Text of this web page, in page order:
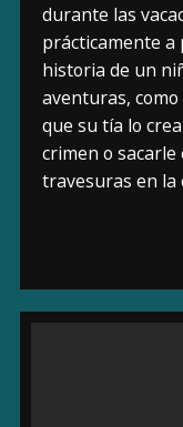
durante las
prácticamente a
historia de un
aventuras,
que su tía lo
crimen o
travesuras en la